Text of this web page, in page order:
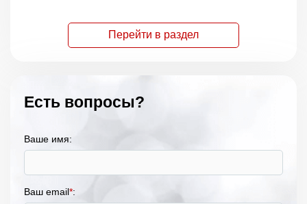
Перейти в раздел
Есть вопросы?
Ваше имя:
Ваш email*: